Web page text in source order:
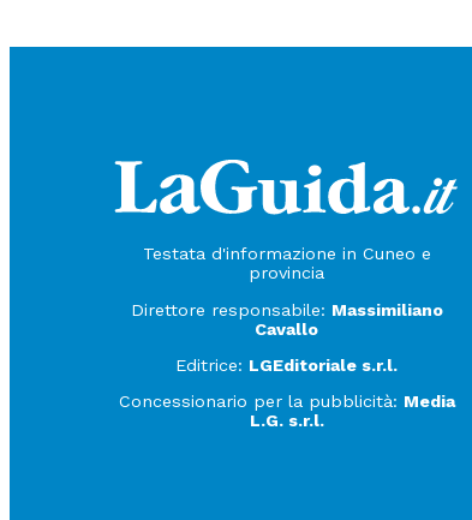
Testata d'informazione in Cuneo e
provincia
Direttore responsabile: Massimiliano
Cavallo
Editrice: LGEditoriale s.r.l.
Concessionario per la pubblicità: Media
L.G. s.r.l.